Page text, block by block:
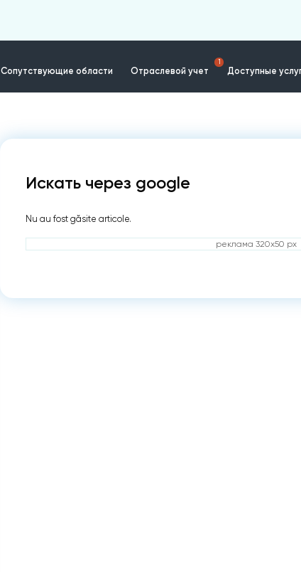
Сопутствующие области Отраслевой учет
1
Доступные
Искать через google
Nu au fost găsite articole.
реклама 320x50 px